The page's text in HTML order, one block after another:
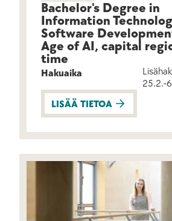
Bachelor's Degree in
Information
Software
Age of AI, capital
time
Hakuaika
25.2.-
LISÄÄ TIETOA